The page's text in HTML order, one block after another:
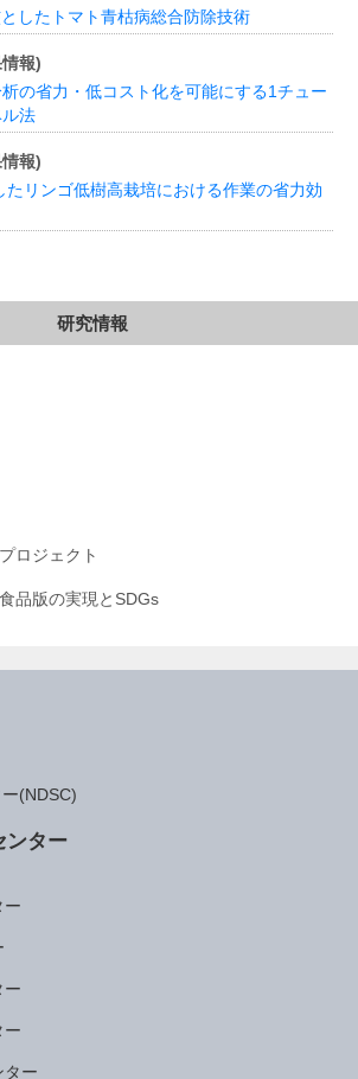
したトマト青枯病総合防除技術
報)
の省力・低コスト化を可能にする1チュー
法
報)
たリンゴ低樹高栽培における作業の省力効
研究情報
ロジェクト
品版の実現とSDGs
(NDSC)
ンター
ー
ー
ー
ター